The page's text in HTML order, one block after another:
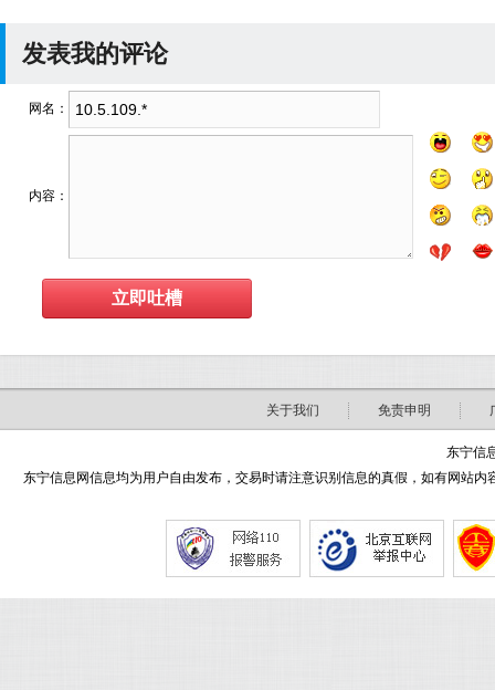
发表我的评论
网名：
内容：
关于我们 免责申明
东宁信
东宁信息网信息均为用户自由发布，交易时请注意识别信息的真假，如有网站内